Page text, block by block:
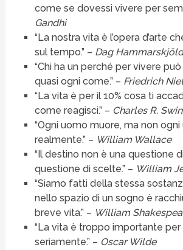
come se dovessi vivere per
Gandhi
“La nostra vita è l’opera d’arte
sul tempo.” – Dag Hammarskjöld
“Chi ha un perché per vivere
quasi ogni come.” – Friedrich
“La vita è per il 10% cosa ti
come reagisci.” – Charles R.
“Ogni uomo muore, ma non
realmente.” – William Wallace
“Il destino non è una questione
questione di scelte.” – William
“Siamo fatti della stessa
nello spazio di un sogno è
breve vita.” – William
“La vita è troppo importante per
seriamente.” – Oscar Wilde